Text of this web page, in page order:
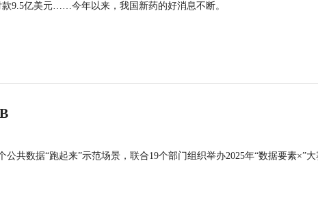
9.5亿美元……今年以来，我国新药的好消息不断。
共数据“跑起来”示范场景，联合19个部门组织举办2025年“数据要素×”大